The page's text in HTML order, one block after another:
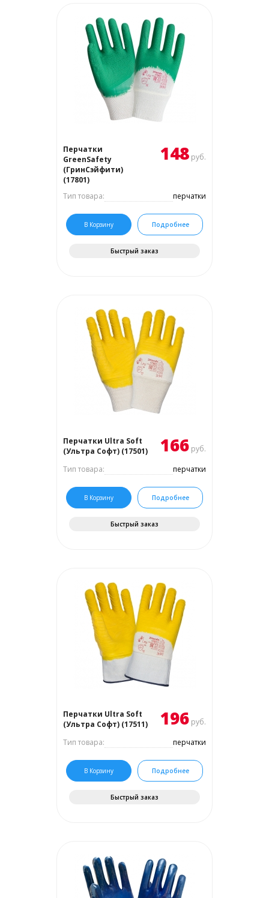
Перчатки
GreenSafety
(ГринСэйфити)
(17801)
148 руб.
Тип товара: перчатки
В Корзину Подробнее
Быстрый заказ
Перчатки Ultra Soft
(Ультра Софт) (17501)
166 руб.
Тип товара:
перчатки
В Корзину Подробнее
Быстрый заказ
Перчатки Ultra Soft
(Ультра Софт) (17511)
196 руб.
Тип товара:
перчатки
В Корзину Подробнее
Быстрый заказ